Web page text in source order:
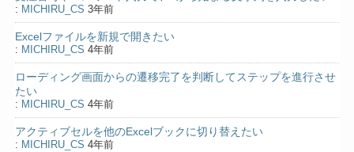
: MICHIRU_CS 3年前
Excelファイルを新規で開きたい
: MICHIRU_CS 4年前
ローディング画面からの遷移完了を判断してステップを進行させ
たい
: MICHIRU_CS 4年前
アクティブセルを他のExcelブックに切り替えたい
: MICHIRU_CS 4年前